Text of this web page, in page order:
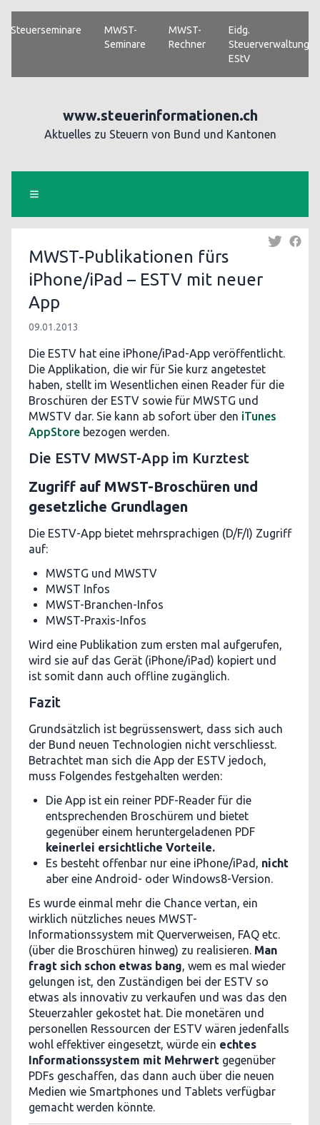
Steuerseminare
MWST-
Seminare
MWST-
Rechner
Eidg.
Steuerverwaltung
EStV
www.steuerinformationen.ch
Aktuelles zu Steuern von Bund und Kantonen
MWST-Publikationen fürs
iPhone/iPad – ESTV mit neuer
App
09.01.2013
Die ESTV hat eine iPhone/iPad-App veröffentlicht.
Die Applikation, die wir für Sie kurz angetestet
haben, stellt im Wesentlichen einen Reader für die
Broschüren der ESTV sowie für MWSTG und
MWSTV dar. Sie kann ab sofort über den iTunes
AppStore bezogen werden.
Die ESTV MWST-App im Kurztest
Zugriff auf MWST-Broschüren und
gesetzliche Grundlagen
Die ESTV-App bietet mehrsprachigen (D/F/I) Zugriff
auf:
MWSTG und MWSTV
MWST Infos
MWST-Branchen-Infos
MWST-Praxis-Infos
Wird eine Publikation zum ersten mal aufgerufen,
wird sie auf das Gerät (iPhone/iPad) kopiert und
ist somit dann auch offline zugänglich.
Fazit
Grundsätzlich ist begrüssenswert, dass sich auch
der Bund neuen Technologien nicht verschliesst.
Betrachtet man sich die App der ESTV jedoch,
muss Folgendes festgehalten werden:
Die App ist ein reiner PDF-Reader für die
entsprechenden Broschürem und bietet
gegenüber einem heruntergeladenen PDF
keinerlei ersichtliche Vorteile.
Es besteht offenbar nur eine iPhone/iPad, nicht
aber eine Android- oder Windows8-Version.
Es wurde einmal mehr die Chance vertan, ein
wirklich nützliches neues MWST-
Informationssystem mit Querverweisen, FAQ etc.
(über die Broschüren hinweg) zu realisieren. Man
fragt sich schon etwas bang, wem es mal wieder
gelungen ist, den Zuständigen bei der ESTV so
etwas als innovativ zu verkaufen und was das den
Steuerzahler gekostet hat. Die monetären und
personellen Ressourcen der ESTV wären jedenfalls
wohl effektiver eingesetzt, würde ein echtes
Informationssystem mit Mehrwert gegenüber
PDFs geschaffen, das dann auch über die neuen
Medien wie Smartphones und Tablets verfügbar
gemacht werden könnte.